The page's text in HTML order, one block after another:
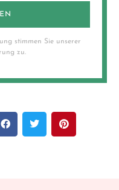
stimmen Sie unserer
zu.